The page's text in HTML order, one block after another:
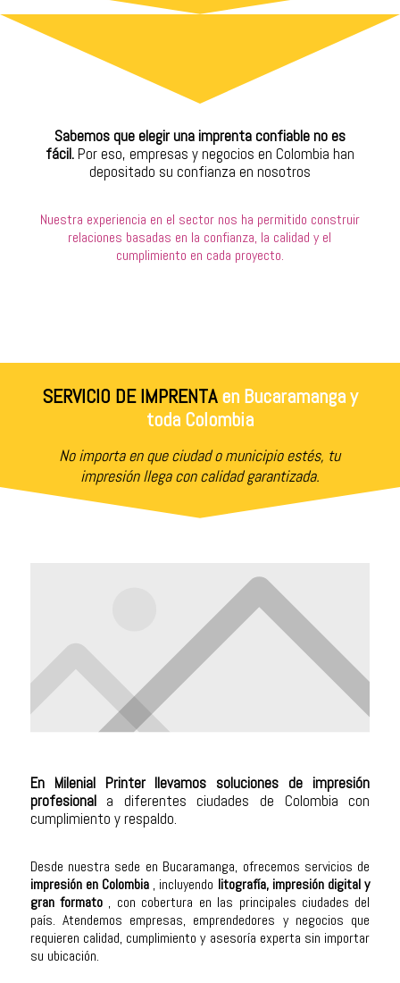
Sabemos que elegir una imprenta confiable no es
fácil.Por eso, empresas y negocios en Colombia han
depositado su confianza en nosotros
Nuestra experiencia en el sector nos ha permitido construir
relaciones basadas en la confianza, la calidad y el
cumplimiento en cada proyecto.
SERVICIO DE IMPRENTAen Bucaramanga y
toda Colombia
No importa en que ciudad o municipio estés, tu
impresión llega con calidad garantizada.
En Milenial Printer llevamos soluciones de impresión
profesionala diferentes ciudades de Colombia con
cumplimiento y respaldo.
Desde nuestra sede en Bucaramanga, ofrecemos servicios de
impresión en Colombia , incluyendo litografía, impresión digital y
gran formato , con cobertura en las principales ciudades del
país. Atendemos empresas, emprendedores y negocios que
requieren calidad, cumplimiento y asesoría experta sin importar
su ubicación.